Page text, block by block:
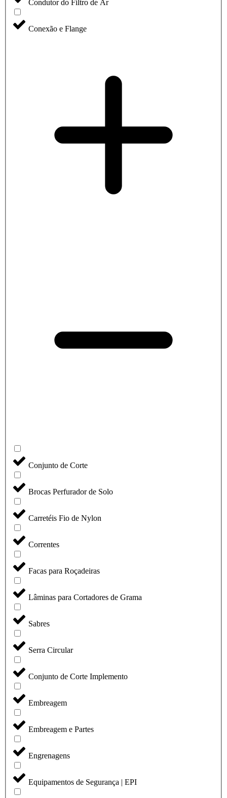
Condutor do Filtro de Ar
Conexão e Flange
Conjunto de Corte
Brocas Perfurador de Solo
Carretéis Fio de Nylon
Correntes
Facas para Roçadeiras
Lâminas para Cortadores de Grama
Sabres
Serra Circular
Conjunto de Corte Implemento
Embreagem
Embreagem e Partes
Engrenagens
Equipamentos de Segurança | EPI